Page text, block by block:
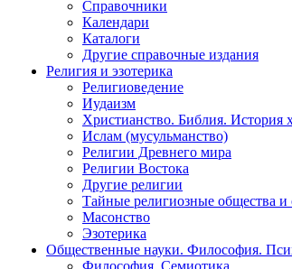
Справочники
Календари
Каталоги
Другие справочные издания
Религия и эзотерика
Религиоведение
Иудаизм
Христианство. Библия. История
Ислам (мусульманство)
Религии Древнего мира
Религии Востока
Другие религии
Тайные религиозные общества
Масонство
Эзотерика
Общественные науки. Философия.
Философия. Семиотика